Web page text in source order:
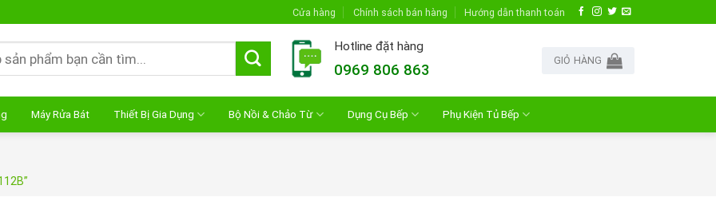
Cửa hàng Chính sách bán hàng Hướng dẫn thanh toán
Hotline đặt hàng
0969 806 863
GIỎ HÀNG
Máy Rửa Bát Thiết Bị Gia Dụng Bộ Nồi & Chảo Từ Dụng Cụ Bếp Phụ Kiện Tủ Bếp